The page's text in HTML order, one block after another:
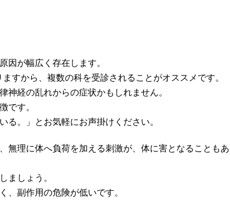
因が幅広く存在します。
すから、複数の科を受診されることがオススメです。
経の乱れからの症状かもしれません。
です。
。」とお気軽にお声掛けください。
無理に体へ負荷を加える刺激が、体に害となることもあ
ましょう。
、副作用の危険が低いです。